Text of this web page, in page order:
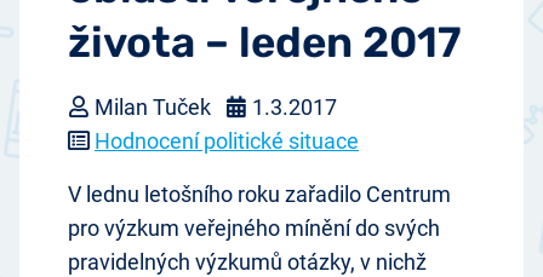
života – leden 2017
Milan Tuček
1.3.2017
Hodnocení politické situace
V lednu letošního roku zařadilo Centrum
pro výzkum veřejného mínění do svých
pravidelných výzkumů otázky, v nichž